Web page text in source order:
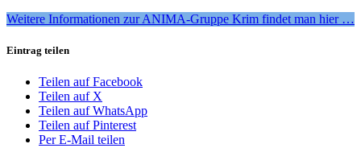
Weitere Informationen zur ANIMA-Gruppe Krim findet man hier …
Eintrag teilen
Teilen auf Facebook
Teilen auf X
Teilen auf WhatsApp
Teilen auf Pinterest
Per E-Mail teilen